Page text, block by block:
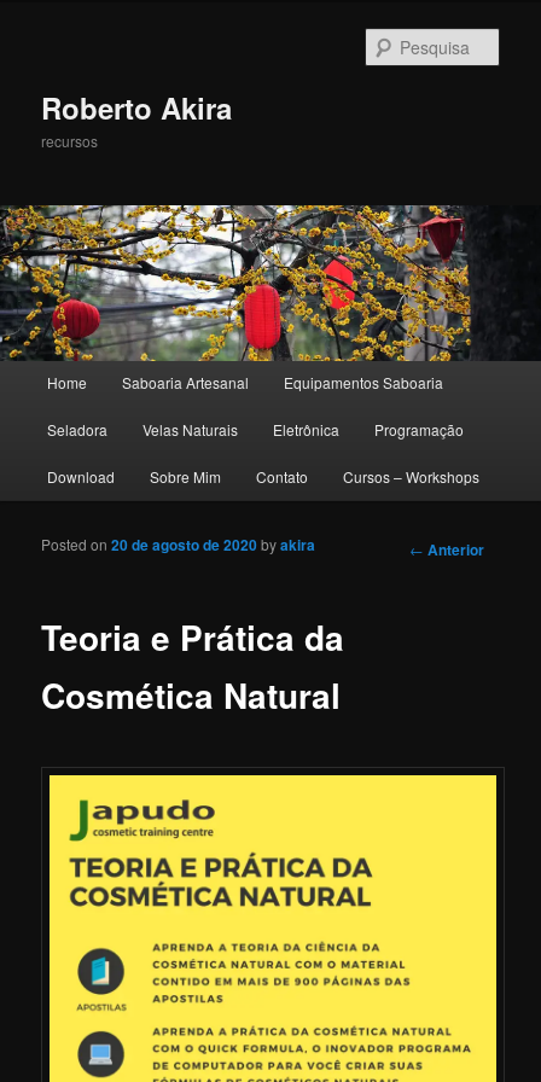
Roberto Akira
recursos
Pular para o conteúdo principal
Pular para o conteúdo secundário
Home Saboaria Artesanal Equipamentos Saboaria
Seladora Velas Naturais Eletrônica Programação
Download Sobre Mim Contato Cursos – Workshops
Navegação
← Anterior
Teoria e Prática da
Cosmética Natural
Posted on20 de agosto de 2020byakira